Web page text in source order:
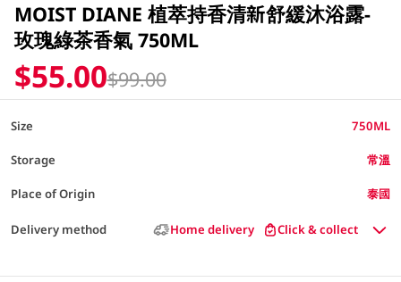
MOIST DIANE 植萃持香清新舒緩沐浴露-
玫瑰綠茶香氣 750ML
$55.00$99.00
Size 750ML
Storage 常溫
Place of Origin 泰國
Delivery method Home delivery Click & collect